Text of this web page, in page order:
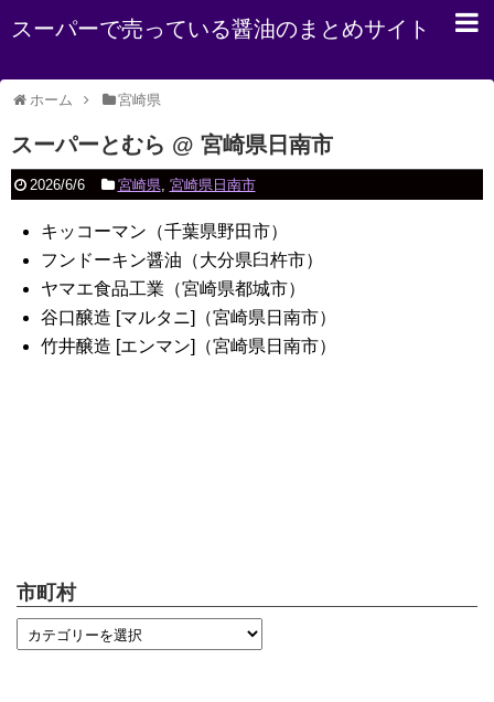
スーパーで売っている醤油のまとめサイト
ホーム 宮崎県
スーパーとむら @ 宮崎県日南市
2026/6/6 宮崎県, 宮崎県日南市
キッコーマン（千葉県野田市）
フンドーキン醤油（大分県臼杵市）
ヤマエ食品工業（宮崎県都城市）
谷口醸造 [マルタニ]（宮崎県日南市）
竹井醸造 [エンマン]（宮崎県日南市）
市町村